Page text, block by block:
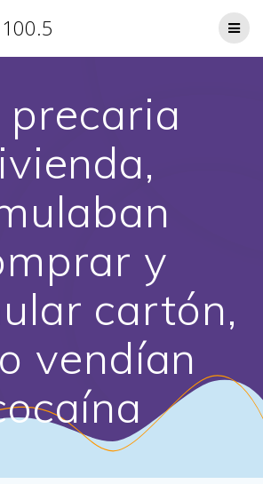
100.5
precaria
y
cartón,
vendían